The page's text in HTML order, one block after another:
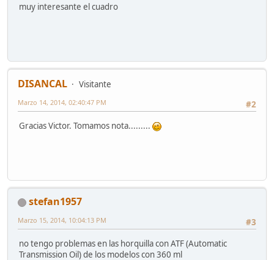
muy interesante el cuadro
DISANCAL
Visitante
#2
Marzo 14, 2014, 02:40:47 PM
Gracias Victor. Tomamos nota.........
stefan1957
#3
Marzo 15, 2014, 10:04:13 PM
no tengo problemas en las horquilla con ATF (Automatic
Transmission Oil) de los modelos con 360 ml